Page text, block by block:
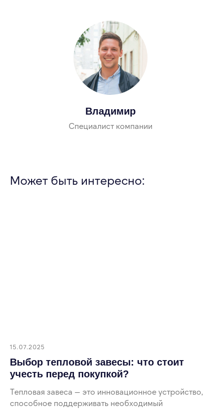
Владимир
Специалист компании
Может быть интересно:
15.07.2025
Выбор тепловой завесы: что стоит
учесть перед покупкой?
Тепловая завеса — это инновационное устройство,
способное поддерживать необходимый